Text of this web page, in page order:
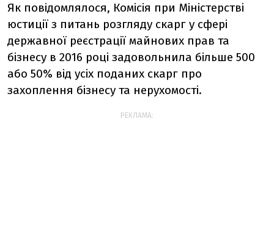
Як повідомлялося, Комісія при Міністерстві
юстиції з питань розгляду скарг у сфері
державної реєстрації майнових прав та
бізнесу в 2016 році задовольнила більше 500
або 50% від усіх поданих скарг про
захоплення бізнесу та нерухомості.
РЕКЛАМА: